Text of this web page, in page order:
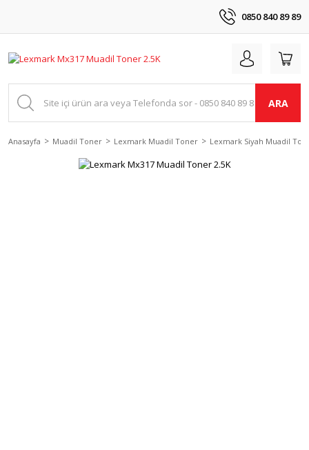
0850 840 89 89
ARA
Anasayfa Muadil Toner Lexmark Muadil Toner Lexmark Siyah Muadil